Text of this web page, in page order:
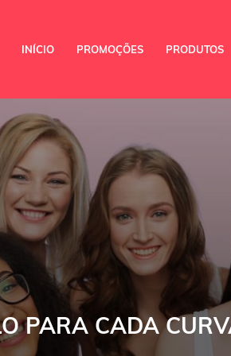
INÍCIO PROMOÇÕES PRODUTOS
PARA CADA